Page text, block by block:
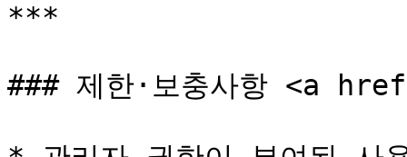
***
### 제한·보충사항 <a